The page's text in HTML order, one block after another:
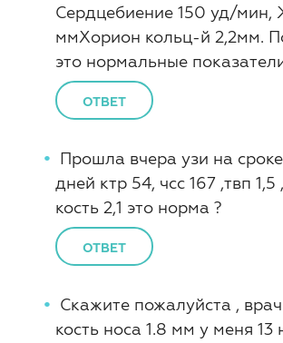
Сердцебиение 150 уд/
ммХорион кольц-й 2,2мм.
это нормальные
ОТВЕТ
Прошла вчера узи на
дней ктр 54, чсс 167 ,твп 1,5
кость 2,1 это норма ?
ОТВЕТ
Скажите пожалуйста ,
кость носа 1.8 мм у меня 13